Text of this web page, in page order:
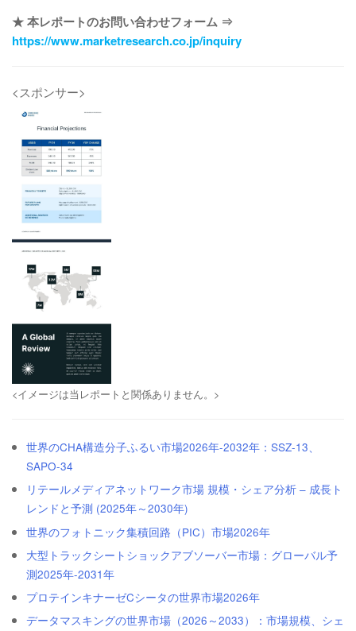
★ 本レポートのお問い合わせフォーム ⇒
https://www.marketresearch.co.jp/inquiry
<スポンサー>
<イメージは当レポートと関係ありません。>
世界のCHA構造分子ふるい市場2026年-2032年：SSZ-13、
SAPO-34
リテールメディアネットワーク市場 規模・シェア分析 – 成長ト
レンドと予測 (2025年～2030年)
世界のフォトニック集積回路（PIC）市場2026年
大型トラックシートショックアブソーバー市場：グローバル予
測2025年-2031年
プロテインキナーゼCシータの世界市場2026年
データマスキングの世界市場（2026～2033）：市場規模、シェ